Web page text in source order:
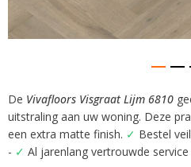
Ga
naar
het
begin
De Vivafloors Visgraat Lijm 6810
uitstraling aan uw woning. Deze
een extra matte finish. ✓ Bestel
- ✓ Al jarenlang vertrouwde